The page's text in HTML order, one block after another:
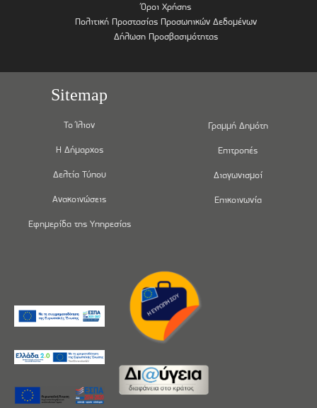
Όροι Χρήσης
Πολιτική Προστασίας Προσωπικών Δεδομένων
Δήλωση Προσβασιμότητας
Sitemap
Το Ίλιον
Η Δήμαρχος
Δελτία Τύπου
Ανακοινώσεις
Εφημερίδα της Υπηρεσίας
Γραμμή Δημότη
Επιτροπές
Διαγωνισμοί
Επικοινωνία